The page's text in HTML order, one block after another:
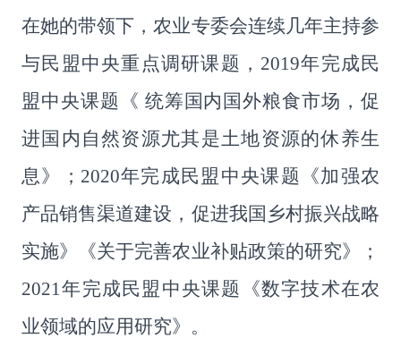
在她的带领下，农业专委会连续几年主持参
与民盟中央重点调研课题， 2019年完成民
盟中央课题《 统筹国内国外粮食市场，促
进国内自然资源尤其是土地资源的休养生
息》； 2020年完成民盟中央课题《加强农
产品销售渠道建设，促进我国乡村振兴战略
实施》《关于完善农业补贴政策的研究》；
2021年完成民盟中央课题《数字技术在农
业领域的应用研究》。